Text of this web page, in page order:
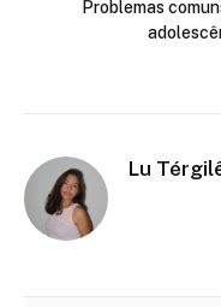
Problemas
Lu